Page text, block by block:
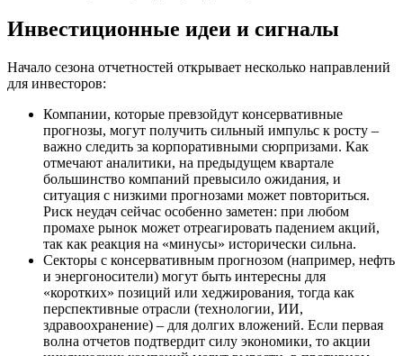
Инвестиционные идеи и сигналы
Начало сезона отчетностей открывает несколько направлений
для инвесторов:
Компании, которые превзойдут консервативные
прогнозы, могут получить сильный импульс к росту –
важно следить за корпоративными сюрпризами. Как
отмечают аналитики, на предыдущем квартале
большинство компаний превысило ожидания, и
ситуация с низкими прогнозами может повториться.
Риск неудач сейчас особенно заметен: при любом
промахе рынок может отреагировать падением акций,
так как реакция на «минусы» исторически сильна.
Секторы с консервативным прогнозом (например, нефть
и энергоносители) могут быть интересны для
«коротких» позиций или хеджирования, тогда как
перспективные отрасли (технологии, ИИ,
здравоохранение) – для долгих вложений. Если первая
волна отчетов подтвердит силу экономики, то акции